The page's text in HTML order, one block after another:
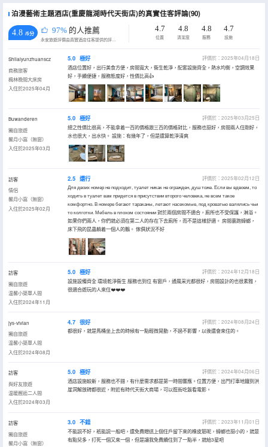
泊漫藝術主題酒店(重慶龍湖時代天街店)的真實住客評論(90)
4.8 /5分 97% 的人推薦
永安旅遊評價由真實酒店住客提供的評價。
4.7
位置
4.8
清潔度
4.8
服務
4.7
設施
Shilaiyunzhuanscz
商務旅客
楓林晚間大床房
入住於2025年04月
5.0 極好
評價於：2025年04月18日
酒店位置好，出行美食方便，房間寬大，衞生乾淨，配套設施齊全，熱水均衡，空調效果
好，手續便捷，服務態度好，性價比高👍
Buwanderen
獨自旅遊
馨月小窩（無窗）
入住於2025年03月
5.0 極好
評價於：2025年03月25日
總之性價比很高，不能拿着一百的價格跟三百的價格對比，服務也挺好，房間兩人住剛好，
水也很大，出水快。 設施：有幾年了，但是還算乾淨清爽
訪客
情侶
馨月小窩（無窗）
入住於2025年02月
2.5 還行
評價於：2025年02月12日
Для двоих номер не подходит, туалет никак не огражден, душ тоже. Если вы вдвоем, то
ходить в туалет вам придется в присутствии второго человека, не всем такое
комфортно. В номере бегают тараканы, летают насекомые, под кроватью валялись чьи
то колготки. Мебель в плохом состоянии 對於兩個房間不適合，廁所也不受保護，淋浴。
如果你們兩人，你們就必須在第二人的存在下去廁所，而不是這樣舒適。 房間裏跑蟑螂，
床下飛的昆蟲躺着一個人的鵝。 傢俱狀況不好
訪客
獨自旅遊
温馨小築單人間
入住於2024年11月
5.0 極好
評價於：2024年12月18日
設施設備齊全 環境乾淨衞生 服務也到位 有窗戶，通風采光都很好，房間設計的也很素雅，
很適合遊玩的人來住❤️❤️❤️
jys-vivian
獨自旅遊
温馨小築單人間
入住於2024年08月
4.7 很好
評價於：2024年08月24日
都很好，就是馬桶坐上去的時候有一點輕微晃動，不過不影響，以後還會來住的。
訪客
與好友旅遊
温暖邂逅二人間
入住於2024年03月
5.0 極好
評價於：2024年04月06日
酒店設施較新，服務也不錯，有什麼需求都是第一時間響應。位置方便，出門打車地鐵到洪
崖洞解放碑都很近，附近有時代天街大商場，可以逛街吃飯看電影。
訪客
獨自旅遊
馨月小窩（無窗）
3.0 不錯
評價於：2023年11月01日
不能説不好，衹能説一般吧，還免費贈送上個住戶留下來的橡皮筋呢，蟑螂也挺小的，就是
有點兒多，打死一個又來一個，但是讓我免費續住到了一點半，就給3星吧